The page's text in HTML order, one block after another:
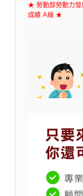
★ 勞動部勞動力發
成績 A級 ★